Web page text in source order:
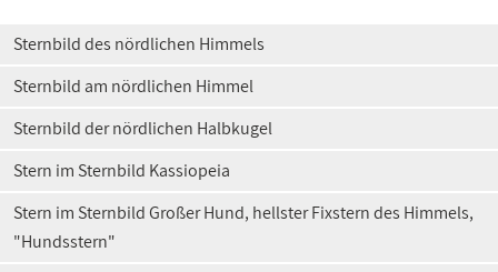
Sternbild des nördlichen Himmels
Sternbild am nördlichen Himmel
Sternbild der nördlichen Halbkugel
Stern im Sternbild Kassiopeia
Stern im Sternbild Großer Hund, hellster Fixstern des Himmels,
"Hundsstern"